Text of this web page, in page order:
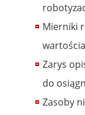
Mierniki
Zarys
do
Zasoby